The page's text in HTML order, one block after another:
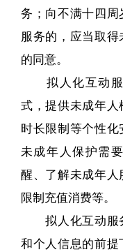
务；向不满十四
服务的，应当取
的同意。
拟人化互动服
式，提供未成年
时长限制等个性
未成年人保护需
醒、了解未成年人
限制充值消费等。
拟人化互动服
和个人信息的前